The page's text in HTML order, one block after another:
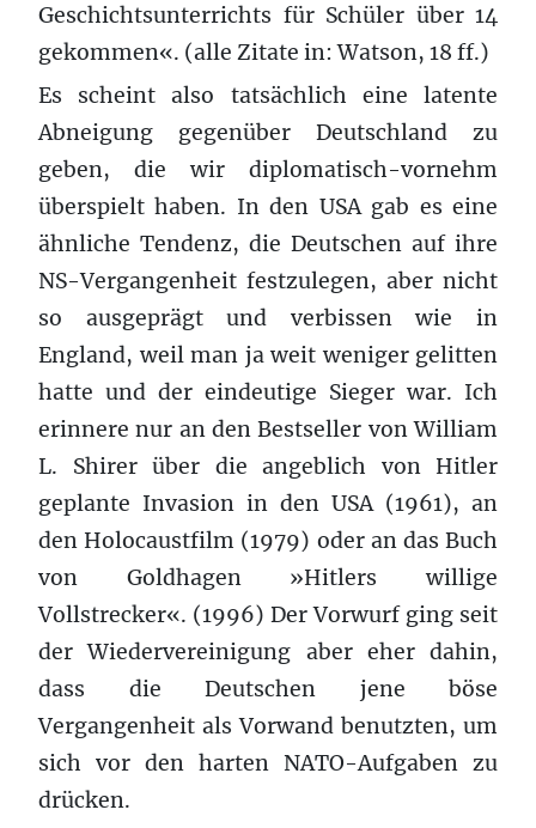
Geschichtsunterrichts für Schüler über 14
gekommen«. (alle Zitate in: Watson, 18 ff.)
Es scheint also tatsächlich eine latente
Abneigung gegenüber Deutschland zu
geben, die wir diplomatisch-vornehm
überspielt haben. In den USA gab es eine
ähnliche Tendenz, die Deutschen auf ihre
NS-Vergangenheit festzulegen, aber nicht
so ausgeprägt und verbissen wie in
England, weil man ja weit weniger gelitten
hatte und der eindeutige Sieger war. Ich
erinnere nur an den Bestseller von William
L. Shirer über die angeblich von Hitler
geplante Invasion in den USA (1961), an
den Holocaustfilm (1979) oder an das Buch
von Goldhagen »Hitlers willige
Vollstrecker«. (1996) Der Vorwurf ging seit
der Wiedervereinigung aber eher dahin,
dass die Deutschen jene böse
Vergangenheit als Vorwand benutzten, um
sich vor den harten NATO-Aufgaben zu
drücken.